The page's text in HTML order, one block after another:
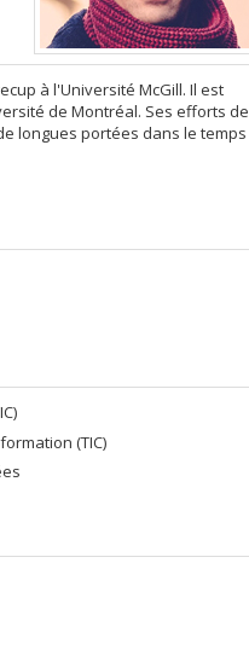
à l'Université McGill. Il est
de Montréal. Ses efforts de
longues portées dans le temps
(TIC)